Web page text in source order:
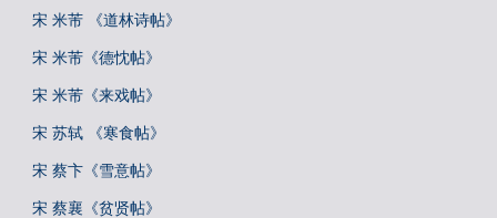
宋 米芾 《道林诗帖》
宋 米芾《德忱帖》
宋 米芾《来戏帖》
宋 苏轼 《寒食帖》
宋 蔡卞《雪意帖》
宋 蔡襄《贫贤帖》